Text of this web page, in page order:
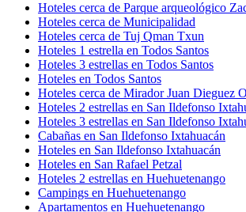
Hoteles cerca de Parque arqueológico
Hoteles cerca de Municipalidad
Hoteles cerca de Tuj Qman Txun
Hoteles 1 estrella en Todos Santos
Hoteles 3 estrellas en Todos Santos
Hoteles en Todos Santos
Hoteles cerca de Mirador Juan Dieguez
Hoteles 2 estrellas en San Ildefonso
Hoteles 3 estrellas en San Ildefonso
Cabañas en San Ildefonso Ixtahuacán
Hoteles en San Ildefonso Ixtahuacán
Hoteles en San Rafael Petzal
Hoteles 2 estrellas en Huehuetenango
Campings en Huehuetenango
Apartamentos en Huehuetenango